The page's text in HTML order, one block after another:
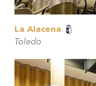
La Alacena
Toledo